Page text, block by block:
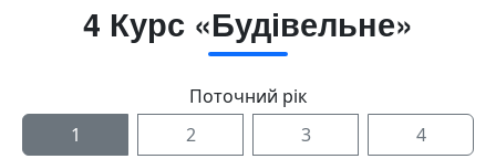
4 Курс «Будівельне»
Поточний рік
1
2 3 4